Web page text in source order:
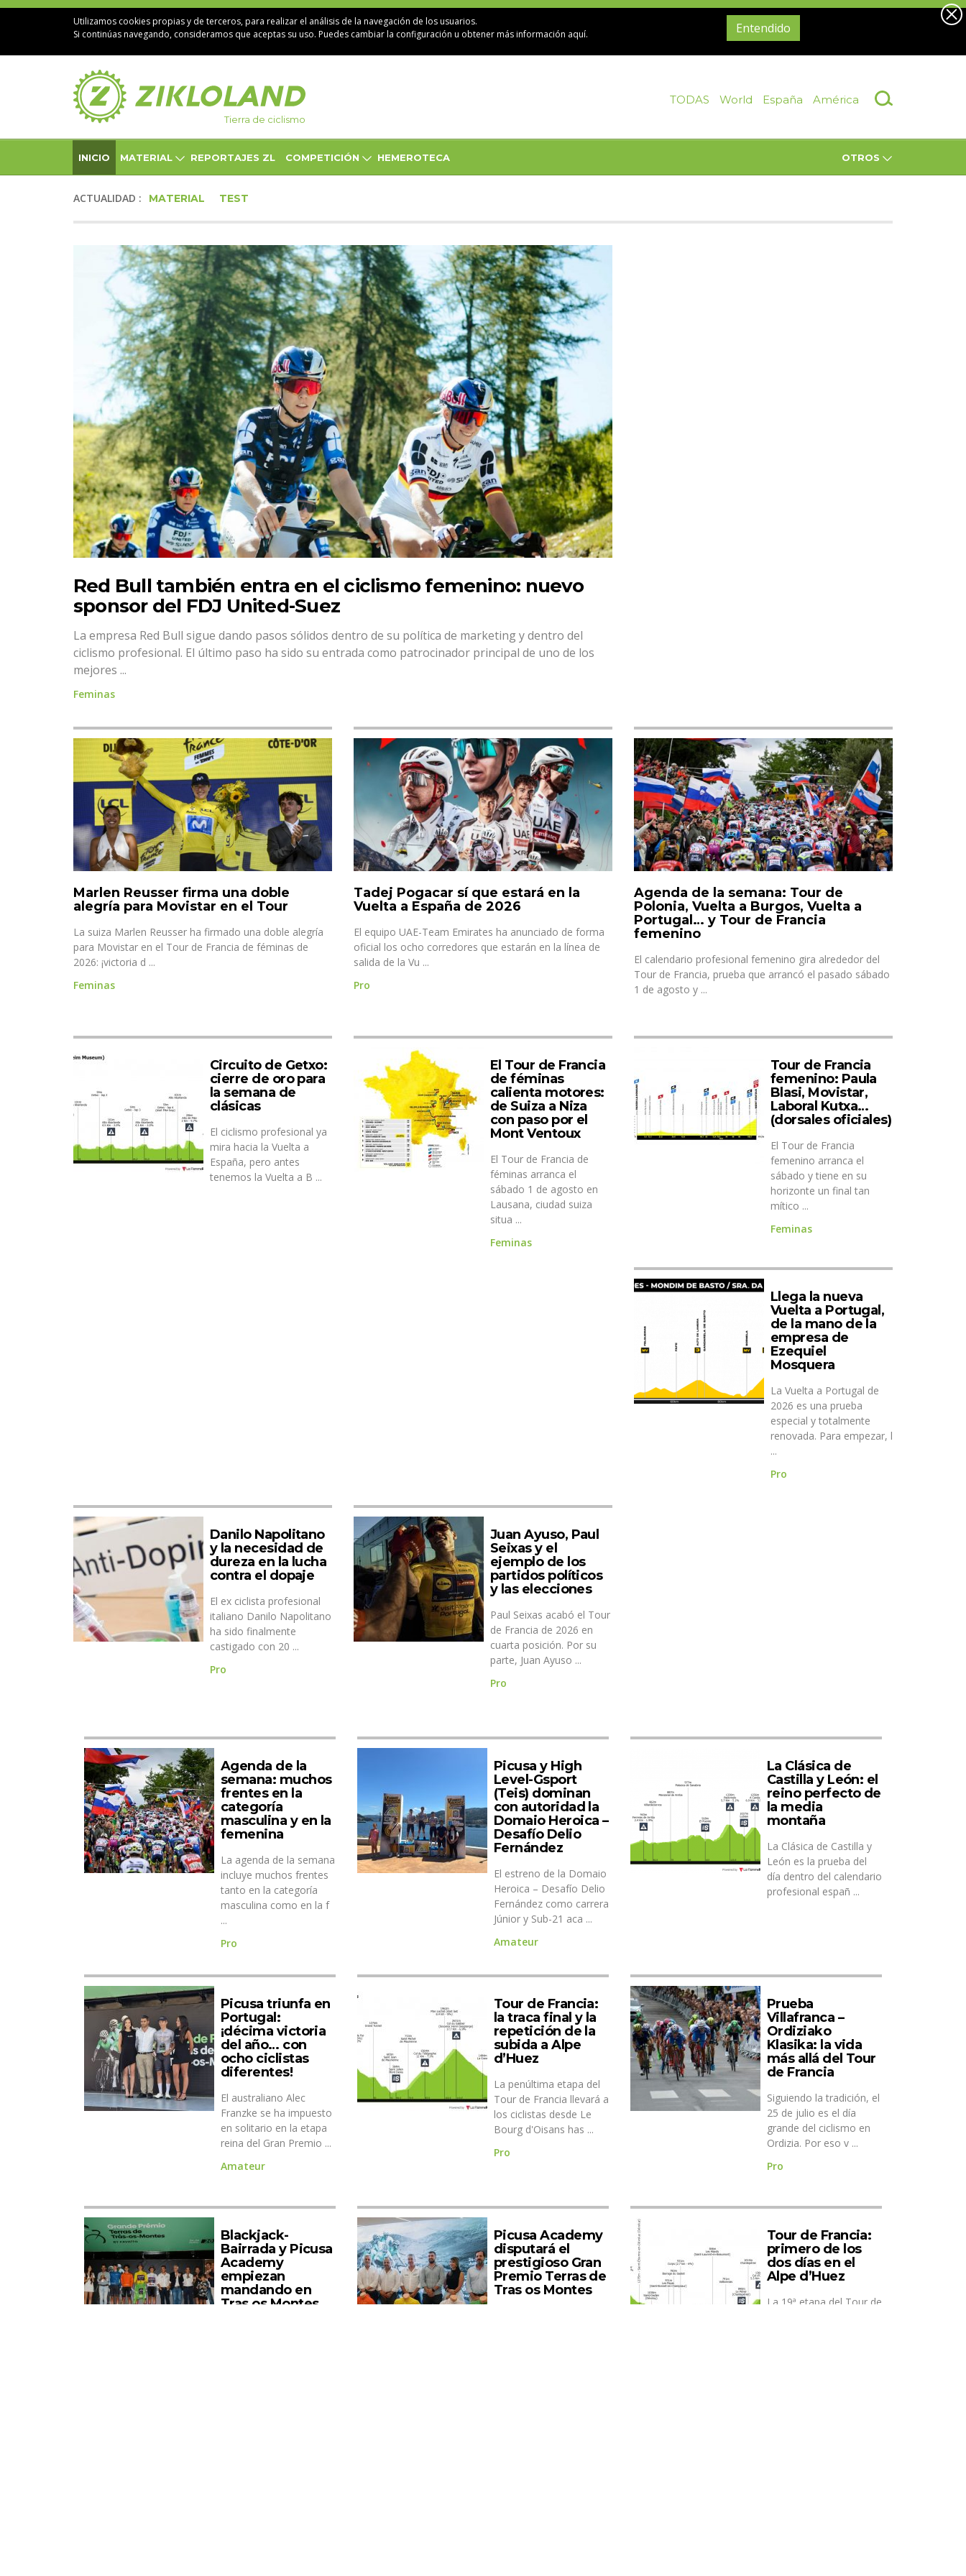
Utilizamos cookies propias y de terceros, para realizar el análisis de la navegación de los usuarios.
Si continúas navegando, consideramos que aceptas su uso. Puedes cambiar la configuración u obtenermás información aquí. Entendido
Tierra de ciclismo
TODAS World España América
INICIO MATERIAL REPORTAJES ZL COMPETICIÓN HEMEROTECA OTROS
ACTUALIDAD : MATERIAL TEST
Red Bull también entra en el ciclismo femenino: nuevo
sponsor del FDJ United-Suez
La empresa Red Bull sigue dando pasos sólidos dentro de su política de marketing y dentro del
ciclismo profesional. El último paso ha sido su entrada como patrocinador principal de uno de los
mejores ...
Feminas
Marlen Reusser firma una doble
alegría para Movistar en el Tour
La suiza Marlen Reusser ha firmado una doble alegría
para Movistar en el Tour de Francia de féminas de
2026: ¡victoria d ...
Feminas
Tadej Pogacar sí que estará en la
Vuelta a España de 2026
El equipo UAE-Team Emirates ha anunciado de forma
oficial los ocho corredores que estarán en la línea de
salida de la Vu ...
Pro
Agenda de la semana: Tour de
Polonia, Vuelta a Burgos, Vuelta a
Portugal… y Tour de Francia
femenino
El calendario profesional femenino gira alrededor del
Tour de Francia, prueba que arrancó el pasado sábado
1 de agosto y ...
Circuito de Getxo:
cierre de oro para
la semana de
clásicas
El ciclismo profesional ya
mira hacia la Vuelta a
España, pero antes
tenemos la Vuelta a B ...
El Tour de Francia
de féminas
calienta motores:
de Suiza a Niza
con paso por el
Mont Ventoux
El Tour de Francia de
féminas arranca el
sábado 1 de agosto en
Lausana, ciudad suiza
situa ...
Feminas
Tour de Francia
femenino: Paula
Blasi, Movistar,
Laboral Kutxa…
(dorsales oficiales)
El Tour de Francia
femenino arranca el
sábado y tiene en su
horizonte un final tan
mítico ...
Feminas
Llega la nueva
Vuelta a Portugal,
de la mano de la
empresa de
Ezequiel
Mosquera
La Vuelta a Portugal de
2026 es una prueba
especial y totalmente
renovada. Para empezar, l
...
Pro
Danilo Napolitano
y la necesidad de
dureza en la lucha
contra el dopaje
El ex ciclista profesional
italiano Danilo Napolitano
ha sido finalmente
castigado con 20 ...
Pro
Juan Ayuso, Paul
Seixas y el
ejemplo de los
partidos políticos
y las elecciones
Paul Seixas acabó el Tour
de Francia de 2026 en
cuarta posición. Por su
parte, Juan Ayuso ...
Pro
Agenda de la
semana: muchos
frentes en la
categoría
masculina y en la
femenina
La agenda de la semana
incluye muchos frentes
tanto en la categoría
masculina como en la f
...
Pro
Picusa y High
Level-Gsport
(Teis) dominan
con autoridad la
Domaio Heroica –
Desafío Delio
Fernández
El estreno de la Domaio
Heroica – Desafío Delio
Fernández como carrera
Júnior y Sub-21 aca ...
Amateur
La Clásica de
Castilla y León: el
reino perfecto de
la media
montaña
La Clásica de Castilla y
León es la prueba del
día dentro del calendario
profesional españ ...
Picusa triunfa en
Portugal:
¡décima victoria
del año… con
ocho ciclistas
diferentes!
El australiano Alec
Franzke se ha impuesto
en solitario en la etapa
reina del Gran Premio ...
Amateur
Tour de Francia:
la traca final y la
repetición de la
subida a Alpe
d’Huez
La penúltima etapa del
Tour de Francia llevará a
los ciclistas desde Le
Bourg d'Oisans has ...
Pro
Prueba
Villafranca –
Ordiziako
Klasika: la vida
más allá del Tour
de Francia
Siguiendo la tradición, el
25 de julio es el día
grande del ciclismo en
Ordizia. Por eso v ...
Pro
Blackjack-
Bairrada y Picusa
Academy
empiezan
mandando en
Tras os Montes
Picusa Academy
disputará el
prestigioso Gran
Premio Terras de
Tras os Montes
Tour de Francia:
primero de los
dos días en el
Alpe d’Huez
La 19ª etapa del Tour de